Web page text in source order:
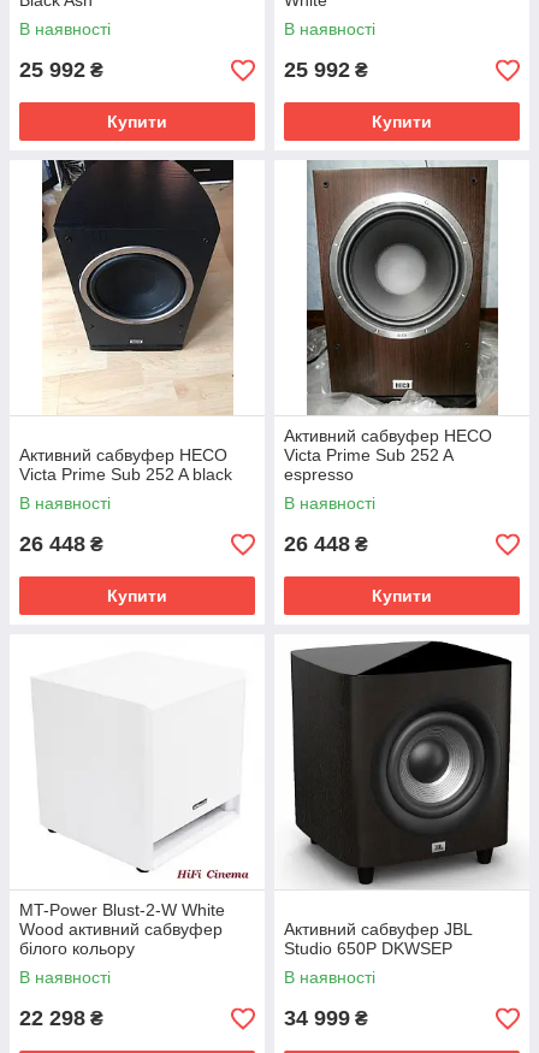
В наявності
25 992 ₴
Купити
В наявності
25 992 ₴
Купити
Активний сабвуфер HECO
Victa Prime Sub 252 A black
В наявності
26 448 ₴
Купити
Активний сабвуфер HECO
Victa Prime Sub 252 A
espresso
В наявності
26 448 ₴
Купити
MT-Power Blust-2-W White
Wood активний сабвуфер
білого кольору
В наявності
22 298 ₴
Активний сабвуфер JBL
Studio 650P DKWSEP
В наявності
34 999 ₴